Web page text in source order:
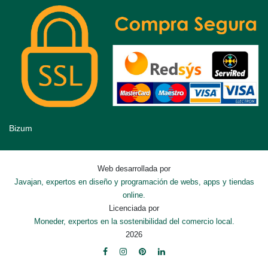
Bizum
Web desarrollada por
Javajan, expertos en diseño y programación de webs, apps y tiendas
online.
Licenciada por
Moneder, expertos en la sostenibilidad del comercio local.
2026